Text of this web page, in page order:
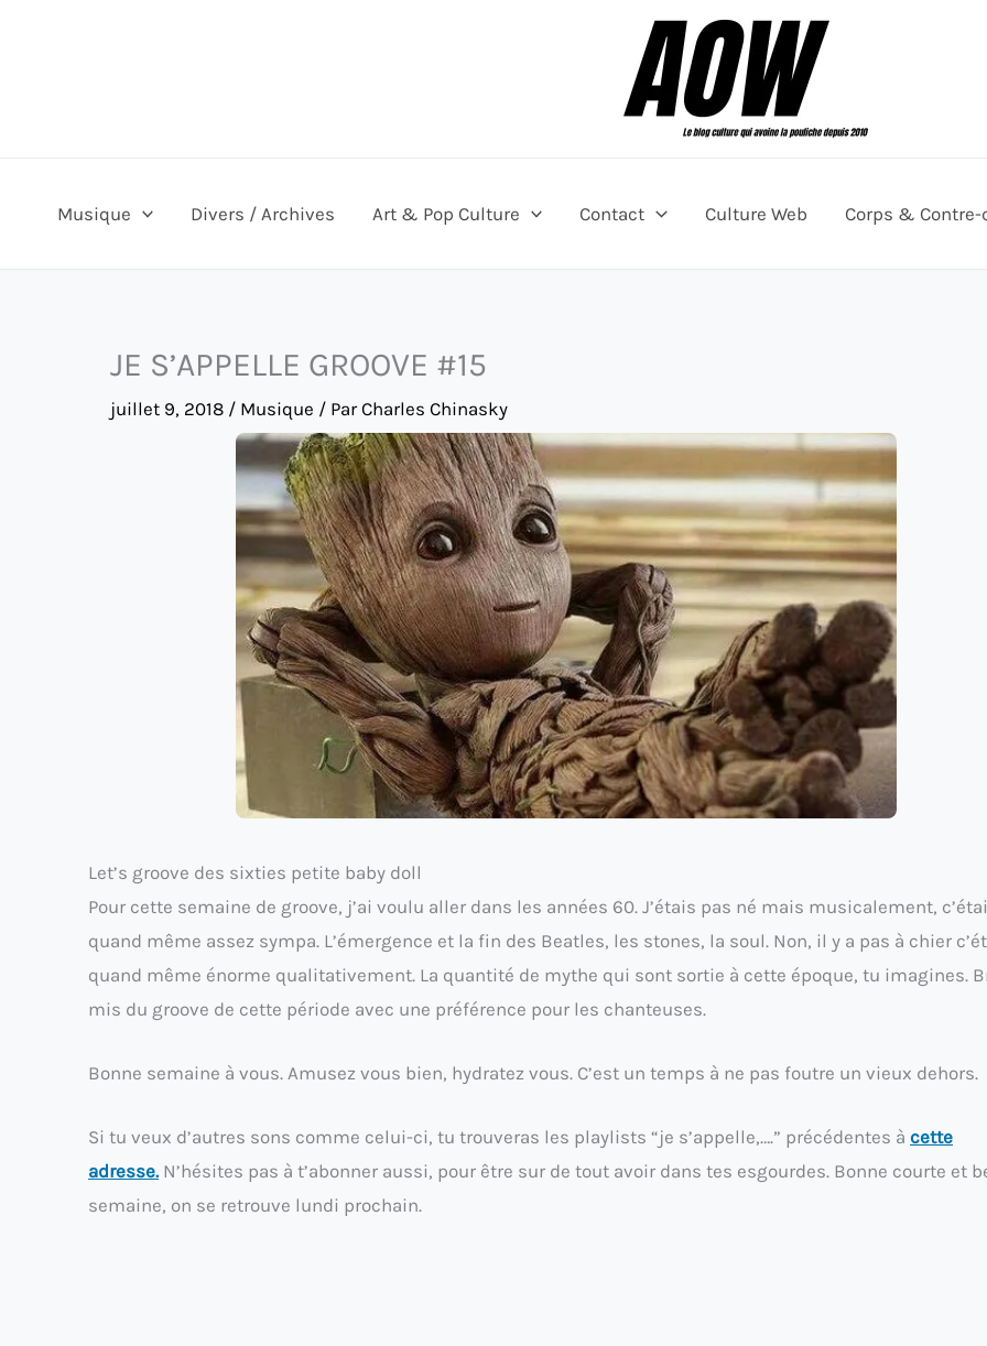
Musique Divers / Archives Art & Pop Culture Contact Culture Web Corps &
JE S’APPELLE GROOVE #15
juillet 9, 2018 / Musique / ParCharles Chinasky
Let’s groove des sixties petite baby doll
Pour cette semaine de groove, j’ai voulu aller dans les années 60. J’étais pas né mais musicalement,
quand même assez sympa. L’émergence et la fin des Beatles, les stones, la soul. Non, il y a pas à chier
quand même énorme qualitativement. La quantité de mythe qui sont sortie à cette époque, tu imagines.
mis du groove de cette période avec une préférence pour les chanteuses.
Bonne semaine à vous. Amusez vous bien, hydratez vous. C’est un temps à ne pas foutre un vieux dehors.
Si tu veux d’autres sons comme celui-ci, tu trouveras les playlists “je s’appelle,….” précédentes à cette
adresse.N’hésites pas à t’abonner aussi, pour être sur de tout avoir dans tes esgourdes. Bonne courte et
semaine, on se retrouve lundi prochain.